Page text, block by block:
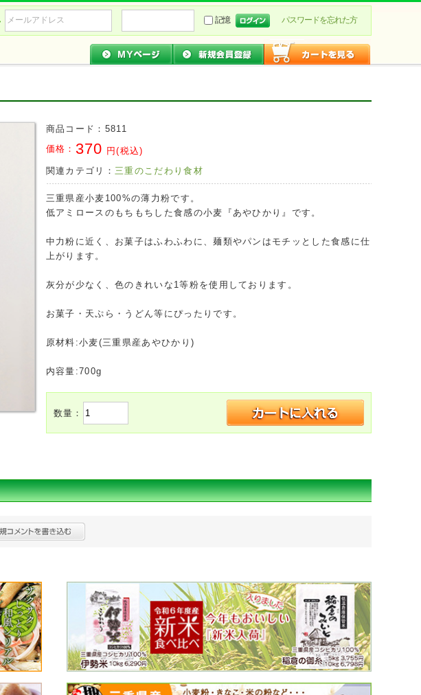
記憶 パスワードを忘れた方
商品コード： 5811
価格： 370 円(税込)
関連カテゴリ： 三重のこだわり食材
三重県産小麦100%の薄力粉です。
低アミロースのもちもちした食感の小麦『あやひかり』です。
中力粉に近く、お菓子はふわふわに、麺類やパンはモチッとした食感に仕
上がります。
灰分が少なく、色のきれいな1等粉を使用しております。
お菓子・天ぷら・うどん等にぴったりです。
原材料:小麦(三重県産あやひかり)
内容量:700g
数量：